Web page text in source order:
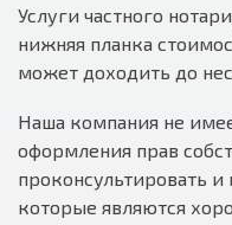
Услуги частного
нижняя планка
может доходить до
Наша компания не
оформления прав
проконсультировать и
которые являются